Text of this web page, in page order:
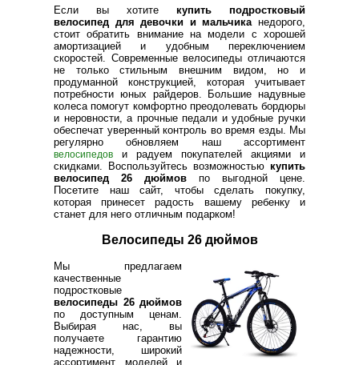
Если вы хотите купить подростковый
велосипед для девочки и мальчика недорого,
стоит обратить внимание на модели с хорошей
амортизацией и удобным переключением
скоростей. Современные велосипеды отличаются
не только стильным внешним видом, но и
продуманной конструкцией, которая учитывает
потребности юных райдеров. Большие надувные
колеса помогут комфортно преодолевать бордюры
и неровности, а прочные педали и удобные ручки
обеспечат уверенный контроль во время езды. Мы
регулярно обновляем наш ассортимент
велосипедов и радуем покупателей акциями и
скидками. Воспользуйтесь возможностью купить
велосипед 26 дюймов по выгодной цене.
Посетите наш сайт, чтобы сделать покупку,
которая принесет радость вашему ребенку и
станет для него отличным подарком!
Велосипеды 26 дюймов
Мы предлагаем
качественные
подростковые
велосипеды 26 дюймов
по доступным ценам.
Выбирая нас, вы
получаете гарантию
надежности, широкий
ассортимент моделей и